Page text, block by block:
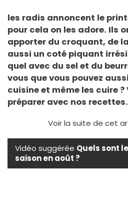
les radis annoncent le
pour cela on les adore. Ils
apporter du croquant, de
aussi un coté piquant
quel avec du sel et du
vous que vous pouvez
cuisine et même les cuire ?
préparer avec nos recettes.
Voir la suite de cet
Vidéo suggérée Quels sont
saison en août ?